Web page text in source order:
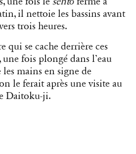
il nettoie les bassins avant
trois heures.
qui se cache derrière ces
fois plongé dans l’eau
mains en signe de
le ferait après une visite au
Daitoku-ji.